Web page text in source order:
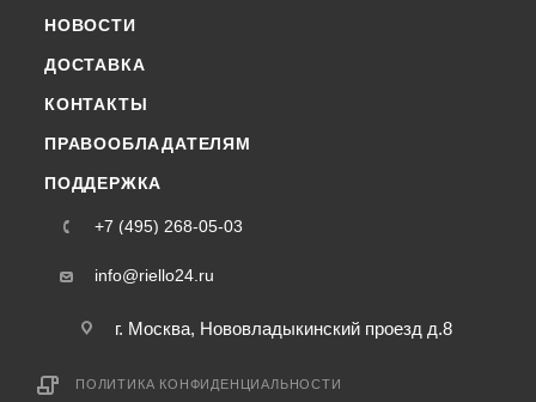
НОВОСТИ
ДОСТАВКА
КОНТАКТЫ
ПРАВООБЛАДАТЕЛЯМ
ПОДДЕРЖКА
+7 (495) 268-05-03
info@riello24.ru
г. Москва, Нововладыкинский проезд д.8
ПОЛИТИКА КОНФИДЕНЦИАЛЬНОСТИ